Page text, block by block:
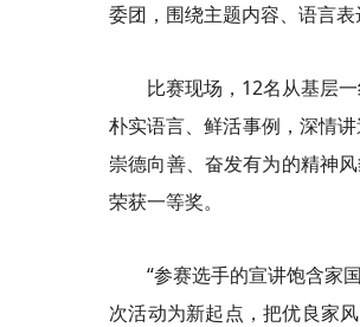
委团，围绕主题内容、语言
比赛现场，12名从基层
朴实语言、鲜活事例，深情
崇德向善、奋发有为的精神
荣获一等奖。
“参赛选手的宣讲饱含家
次活动为新起点，把优良家